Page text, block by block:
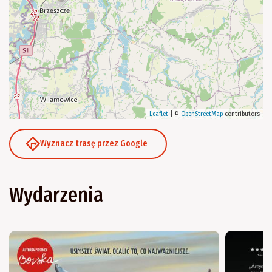
Leaflet © OpenStreetMap contributors
Wyznacz trasę przez Google
Wydarzenia